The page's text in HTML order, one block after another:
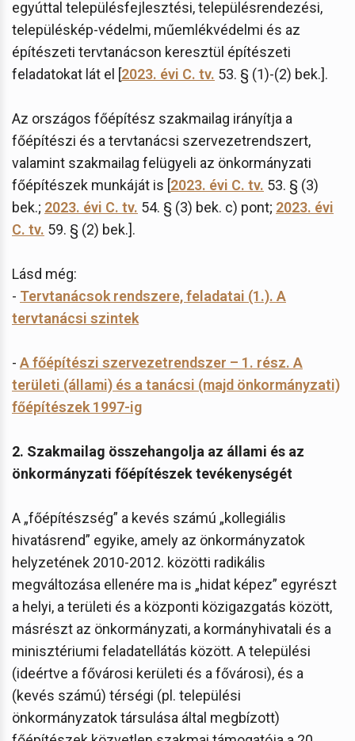
egyúttal településfejlesztési, településrendezési,
településkép-védelmi, műemlékvédelmi és az
építészeti tervtanácson keresztül építészeti
feladatokat lát el [2023. évi C. tv. 53. § (1)-(2) bek.].
Az országos főépítész szakmailag irányítja a
főépítészi és a tervtanácsi szervezetrendszert,
valamint szakmailag felügyeli az önkormányzati
főépítészek munkáját is [2023. évi C. tv. 53. § (3)
bek.; 2023. évi C. tv. 54. § (3) bek. c) pont; 2023. évi
C. tv. 59. § (2) bek.].
Lásd még:
- Tervtanácsok rendszere, feladatai (1.). A
tervtanácsi szintek
- A főépítészi szervezetrendszer – 1. rész. A
területi (állami) és a tanácsi (majd önkormányzati)
főépítészek 1997-ig
2. Szakmailag összehangolja az állami és az
önkormányzati főépítészek tevékenységét
A „főépítészség” a kevés számú „kollegiális
hivatásrend” egyike, amely az önkormányzatok
helyzetének 2010-2012. közötti radikális
megváltozása ellenére ma is „hidat képez” egyrészt
a helyi, a területi és a központi közigazgatás között,
másrészt az önkormányzati, a kormányhivatali és a
minisztériumi feladatellátás között. A települési
(ideértve a fővárosi kerületi és a fővárosi), és a
(kevés számú) térségi (pl. települési
önkormányzatok társulása által megbízott)